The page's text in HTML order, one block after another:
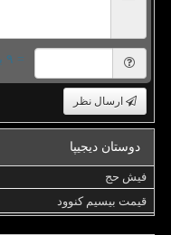
= ۹ بعلاوه ۲
ارسال نظر
دوستان دیجیپا
فیش حج
قیمت بیسیم کنوود